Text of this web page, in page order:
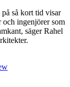
så kort tid visar
och ingenjörer som
säger Rahel